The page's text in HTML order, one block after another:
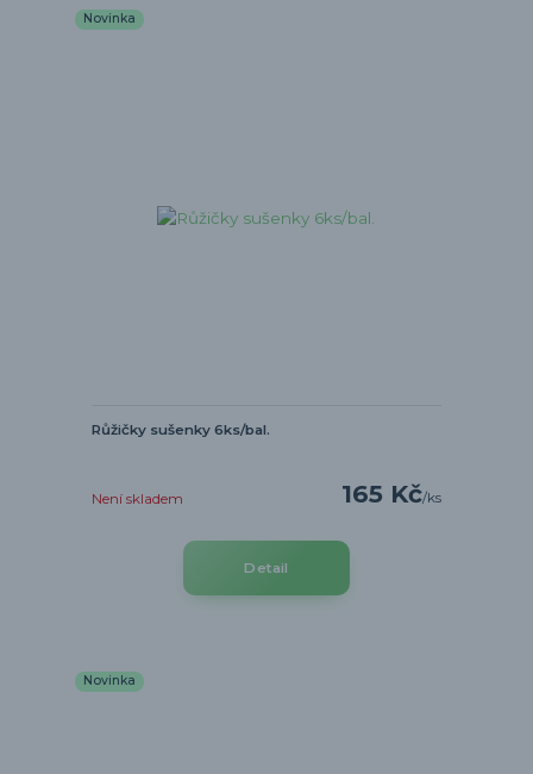
Novinka
Růžičky sušenky 6ks/bal.
165 Kč/ks
Není skladem
Detail
Novinka